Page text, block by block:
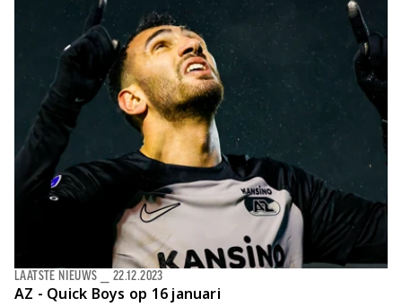
AZ - Quick Boys op 16 januari
LAATSTE NIEUWS 22.12.2023